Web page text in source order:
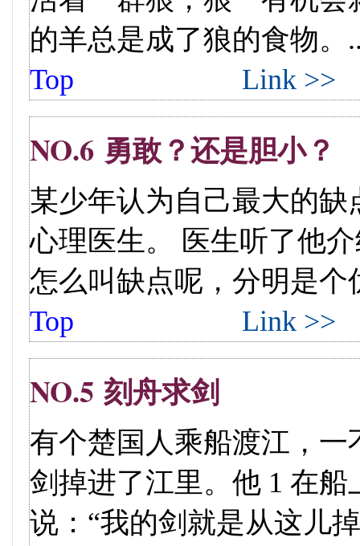
的羊总是成了狼的食物。
Top
Link >>
NO.6 勇敢？还是胆小？
某少年认为自己最大的
心理医生。 医生听了他
怎么叫缺点呢，分明是个
Top
Link >>
NO.5 刻舟求剑
有个楚国人乘船渡江，一
剑掉进了江里。他 1 在
说：“我的剑就是从这儿